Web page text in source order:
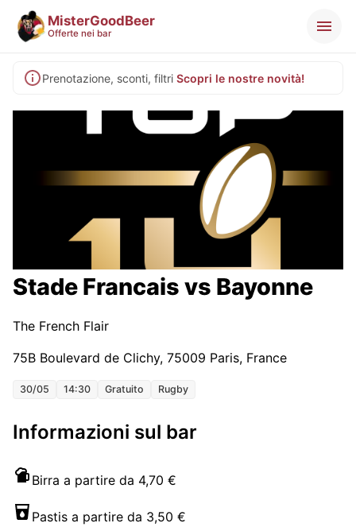
MisterGoodBeer
Offerte nei bar
Prenotazione, sconti, filtri Scopri le nostre novità!
Stade Francais vs Bayonne
The French Flair
75B Boulevard de Clichy, 75009 Paris, France
30/05 14:30 Gratuito Rugby
Informazioni sul bar
Birra a partire da 4,70 €
Pastis a partire da 3,50 €